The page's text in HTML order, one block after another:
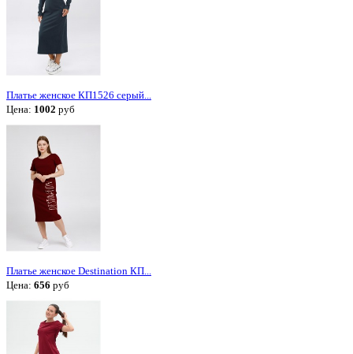
Платье женское КП1526 серый...
Цена: 1002 руб
Платье женское Destination КП...
Цена: 656 руб